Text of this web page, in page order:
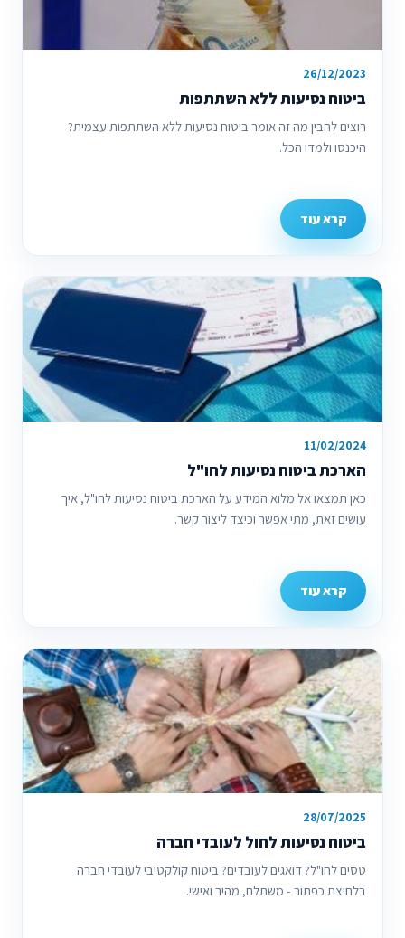
26/12/2023
ביטוח נסיעות ללא השתתפות
רוצים להבין מה זה אומר ביטוח נסיעות ללא השתתפות עצמית?
היכנסו ולמדו הכל.
קרא עוד
11/02/2024
הארכת ביטוח נסיעות לחו"ל
כאן תמצאו אל מלוא המידע על הארכת ביטוח נסיעות לחו"ל, איך
עושים זאת, מתי אפשר וכיצד ליצור קשר.
קרא עוד
28/07/2025
ביטוח נסיעות לחול לעובדי חברה
טסים לחו"ל? דואגים לעובדים? ביטוח קולקטיבי לעובדי חברה
בלחיצת כפתור - משתלם, מהיר ואישי.